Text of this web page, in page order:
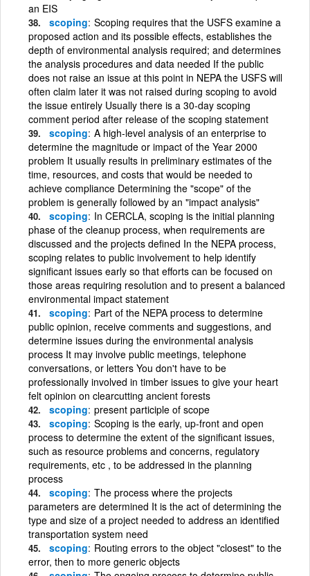
an EIS
scoping Scoping requires that the USFS examine a
proposed action and its possible effects, establishes the
depth of environmental analysis required; and determines
the analysis procedures and data needed If the public
does not raise an issue at this point in NEPA the USFS will
often claim later it was not raised during scoping to avoid
the issue entirely Usually there is a 30-day scoping
comment period after release of the scoping statement
scoping A high-level analysis of an enterprise to
determine the magnitude or impact of the Year 2000
problem It usually results in preliminary estimates of the
time, resources, and costs that would be needed to
achieve compliance Determining the "scope" of the
problem is generally followed by an "impact analysis"
scoping In CERCLA, scoping is the initial planning
phase of the cleanup process, when requirements are
discussed and the projects defined In the NEPA process,
scoping relates to public involvement to help identify
significant issues early so that efforts can be focused on
those areas requiring resolution and to present a balanced
environmental impact statement
scoping Part of the NEPA process to determine
public opinion, receive comments and suggestions, and
determine issues during the environmental analysis
process It may involve public meetings, telephone
conversations, or letters You don't have to be
professionally involved in timber issues to give your heart
felt opinion on clearcutting ancient forests
scoping present participle of scope
scoping Scoping is the early, up-front and open
process to determine the extent of the significant issues,
such as resource problems and concerns, regulatory
requirements, etc , to be addressed in the planning
process
scoping The process where the projects
parameters are determined It is the act of determining the
type and size of a project needed to address an identified
transportation system need
scoping Routing errors to the object "closest" to the
error, then to more generic objects